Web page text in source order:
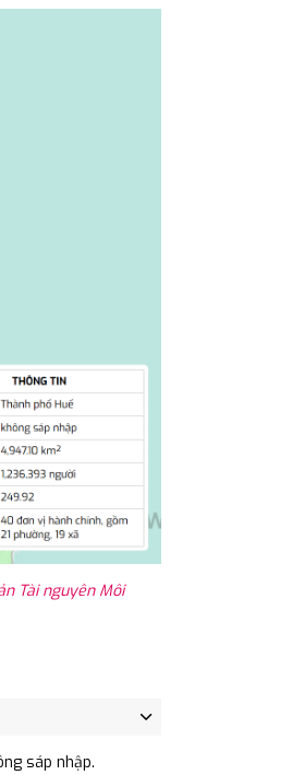
Tài nguyên Môi
sáp nhập.